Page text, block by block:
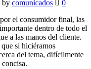
by comunicados
0
el consumidor final, las
dentro de todo el
a las manos del cliente.
si hiciéramos
del tema, difícilmente